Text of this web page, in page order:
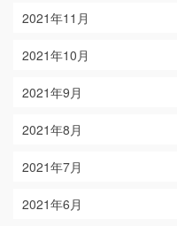
2021年11月
2021年10月
2021年9月
2021年8月
2021年7月
2021年6月